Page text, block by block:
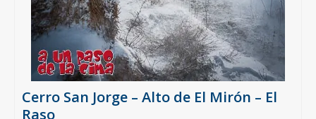
Cerro San Jorge – Alto de El Mirón – El
Raso